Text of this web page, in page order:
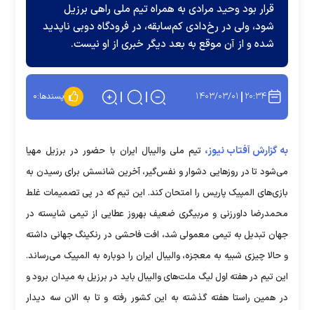
قرار بود وحید مرادی به همراه تیم ملی راهی برزیل
شود، ولی در رخ‌دادی کم‌سابقه، در فرودگاه دوبی ناپدید
شده و از آن موقع به بعد دیگر خبری از او نیست.
۲۰:۳۴ ۱۴۰۳/۰۳/۰۱ پسندها:۰
به گزارش آفتاب نیوز، تیم ملی والیبال ایران با حضور در برزیل مهیا
می‌شود تا در روز‌هایی دشوار و نفس‌گیر، آخرین شانسش برای رسیدن به
بازی‌های المپیک پاریس را امتحان کند. این تیم که در پی تصمیمات غلط
محمدرضا داورزنی و مربیگری ضعیف بهروز عطایی از تیمی شایسته در
جهان تبدیل به تیمی معمولی شد، افت فاحشی در رنکینگ جهانی داشته
و حالا چیزی شبیه به معجزه، والیبال ایران را دوباره به المپیک می‌رساند.
این تیم در هفته اول لیگ ملت‌های والیبال باید در برزیل به میدان برود و
در همین راستا هفته گذشته به این کشور رفته و تا به الان سه دیدار